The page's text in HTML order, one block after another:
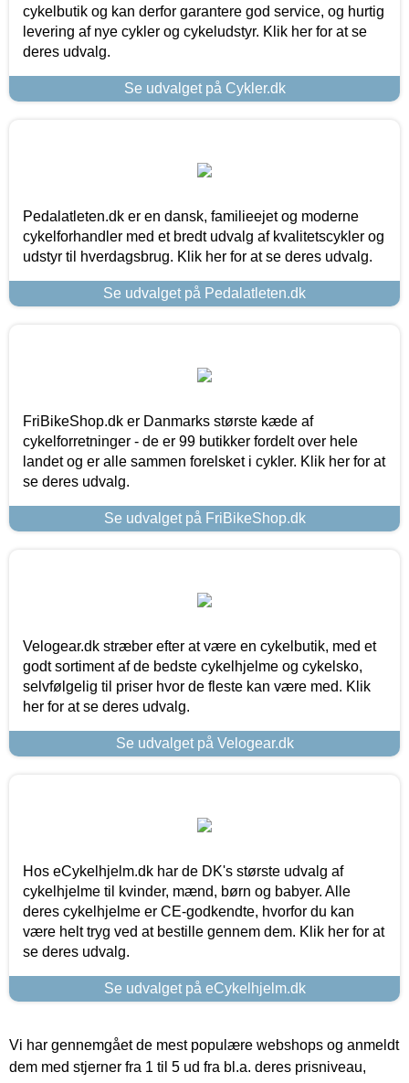
cykelbutik og kan derfor garantere god service, og hurtig
levering af nye cykler og cykeludstyr. Klik her for at se
deres udvalg.
Se udvalget på Cykler.dk
Pedalatleten.dk er en dansk, familieejet og moderne
cykelforhandler med et bredt udvalg af kvalitetscykler og
udstyr til hverdagsbrug. Klik her for at se deres udvalg.
Se udvalget på Pedalatleten.dk
FriBikeShop.dk er Danmarks største kæde af
cykelforretninger - de er 99 butikker fordelt over hele
landet og er alle sammen forelsket i cykler. Klik her for at
se deres udvalg.
Se udvalget på FriBikeShop.dk
Velogear.dk stræber efter at være en cykelbutik, med et
godt sortiment af de bedste cykelhjelme og cykelsko,
selvfølgelig til priser hvor de fleste kan være med. Klik
her for at se deres udvalg.
Se udvalget på Velogear.dk
Hos eCykelhjelm.dk har de DK's største udvalg af
cykelhjelme til kvinder, mænd, børn og babyer. Alle
deres cykelhjelme er CE-godkendte, hvorfor du kan
være helt tryg ved at bestille gennem dem. Klik her for at
se deres udvalg.
Se udvalget på eCykelhjelm.dk
Vi har gennemgået de mest populære webshops og anmeldt
dem med stjerner fra 1 til 5 ud fra bl.a. deres prisniveau,